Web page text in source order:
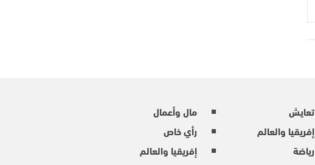
تعايش
إفريقيا والعالم
رياضة
مال وأعمال
رأي خاص
إفريقيا والعالم